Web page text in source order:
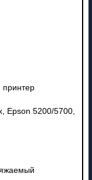
Epson 5200/5700,